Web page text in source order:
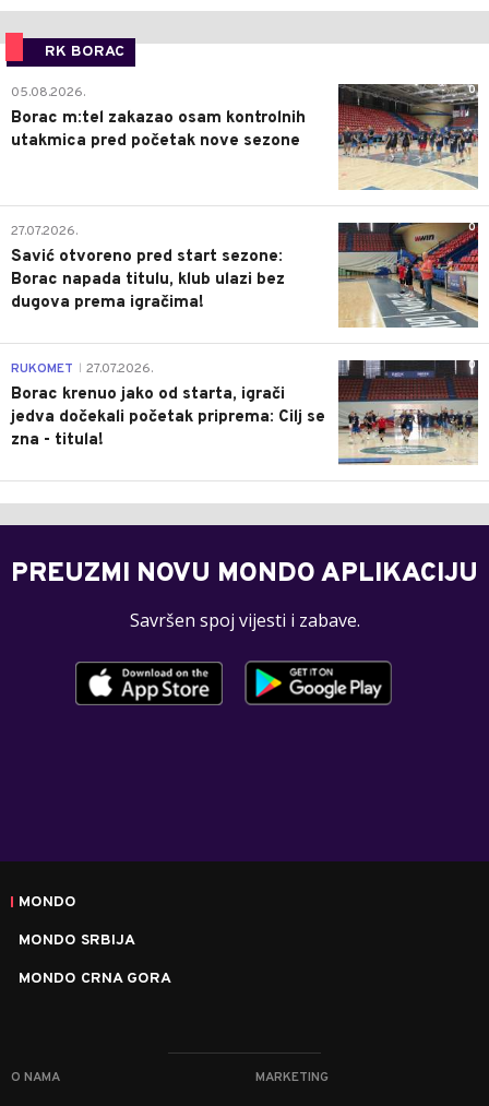
RK BORAC
0
05.08.2026.
Borac m:tel zakazao osam kontrolnih
utakmica pred početak nove sezone
0
27.07.2026.
Savić otvoreno pred start sezone:
Borac napada titulu, klub ulazi bez
dugova prema igračima!
0
RUKOMET 27.07.2026.
Borac krenuo jako od starta, igrači
jedva dočekali početak priprema: Cilj se
zna - titula!
PREUZMI NOVU MONDO APLIKACIJU
Savršen spoj vijesti i zabave.
MONDO
MONDO SRBIJA
MONDO CRNA GORA
O NAMA MARKETING